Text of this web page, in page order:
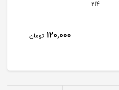
214
120,000 تومان